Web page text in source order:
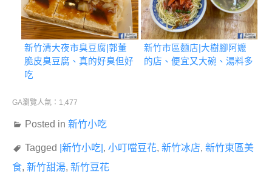
新竹清大夜市臭豆腐|郭董
脆皮臭豆腐、真的好臭但好
吃
新竹市區麵店|大樹腳阿嬤
的店、便宜又大碗、湯料多
GA瀏覽人氣：1,477
Posted in 新竹小吃
Tagged |新竹小吃| , 小叮噹豆花, 新竹冰店, 新竹東區美
食, 新竹甜湯, 新竹豆花